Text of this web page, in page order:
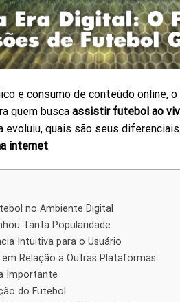
e consumo de conteúdo online, o
quem busca assistir futebol ao
quais são seus
internet.
no Ambiente Digital
Tanta Popularidade
Intuitiva para o Usuário
Relação a Outras Plataformas
Importante
do Futebol